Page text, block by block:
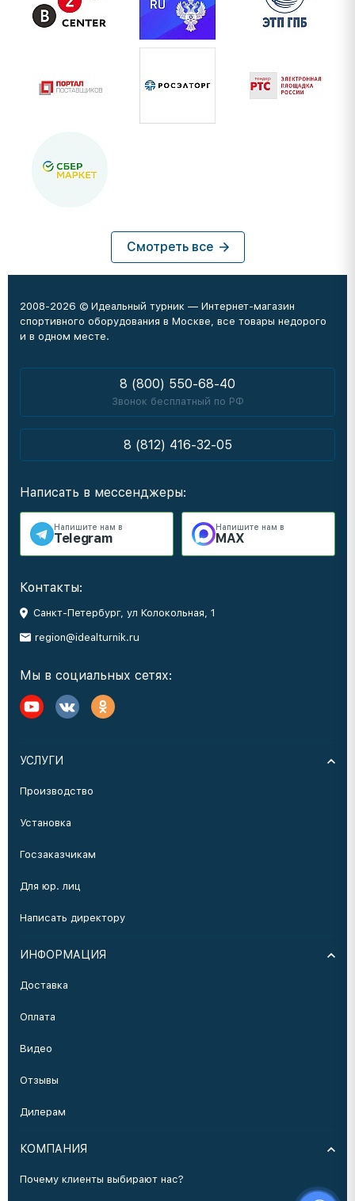
Смотреть все
2008-2026 © Идеальный турник — Интернет-магазин
спортивного оборудования в Москве, все товары недорого
и в одном месте.
8 (800) 550-68-40
Звонок бесплатный по РФ
8 (812) 416-32-05
Написать в мессенджеры:
Напишите нам в
Telegram
Напишите нам в
MAX
Контакты:
Санкт-Петербург, ул Колокольная, 1
region@idealturnik.ru
Мы в социальных сетях:
УСЛУГИ
Производство
Установка
Госзаказчикам
Для юр. лиц
Написать директору
ИНФОРМАЦИЯ
Доставка
Оплата
Видео
Отзывы
Дилерам
КОМПАНИЯ
Почему клиенты выбирают нас?